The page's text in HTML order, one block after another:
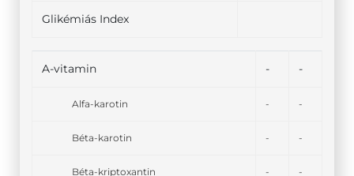
Glikémiás Index
A-vitamin - -
Alfa-karotin - -
Béta-karotin - -
Béta-kriptoxantin - -